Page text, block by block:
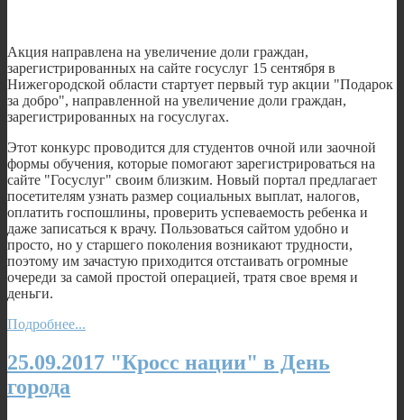
Акция направлена на увеличение доли граждан,
зарегистрированных на сайте госуслуг 15 сентября в
Нижегородской области стартует первый тур акции "Подарок
за добро", направленной на увеличение доли граждан,
зарегистрированных на госуслугах.
Этот конкурс проводится для студентов очной или заочной
формы обучения, которые помогают зарегистрироваться на
сайте "Госуслуг" своим близким. Новый портал предлагает
посетителям узнать размер социальных выплат, налогов,
оплатить госпошлины, проверить успеваемость ребенка и
даже записаться к врачу. Пользоваться сайтом удобно и
просто, но у старшего поколения возникают трудности,
поэтому им зачастую приходится отстаивать огромные
очереди за самой простой операцией, тратя свое время и
деньги.
Подробнее...
25.09.2017 "Кросс нации" в День
города